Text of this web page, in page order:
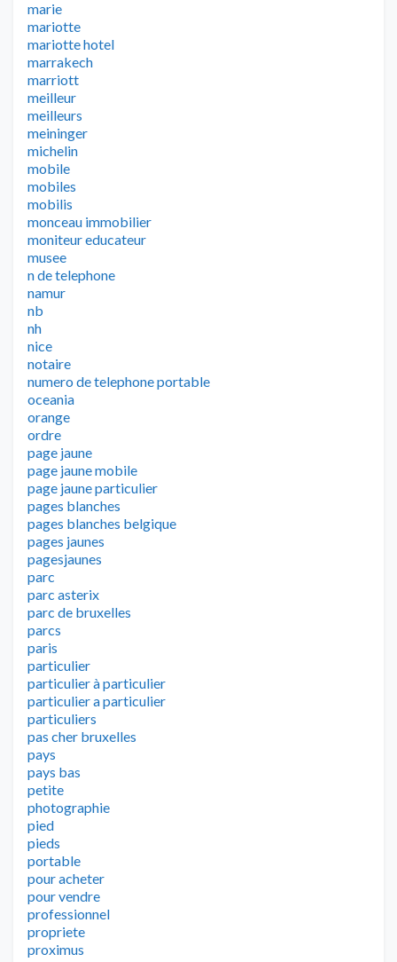
marie
mariotte
mariotte hotel
marrakech
marriott
meilleur
meilleurs
meininger
michelin
mobile
mobiles
mobilis
monceau immobilier
moniteur educateur
musee
n de telephone
namur
nb
nh
nice
notaire
numero de telephone portable
oceania
orange
ordre
page jaune
page jaune mobile
page jaune particulier
pages blanches
pages blanches belgique
pages jaunes
pagesjaunes
parc
parc asterix
parc de bruxelles
parcs
paris
particulier
particulier à particulier
particulier a particulier
particuliers
pas cher bruxelles
pays
pays bas
petite
photographie
pied
pieds
portable
pour acheter
pour vendre
professionnel
propriete
proximus